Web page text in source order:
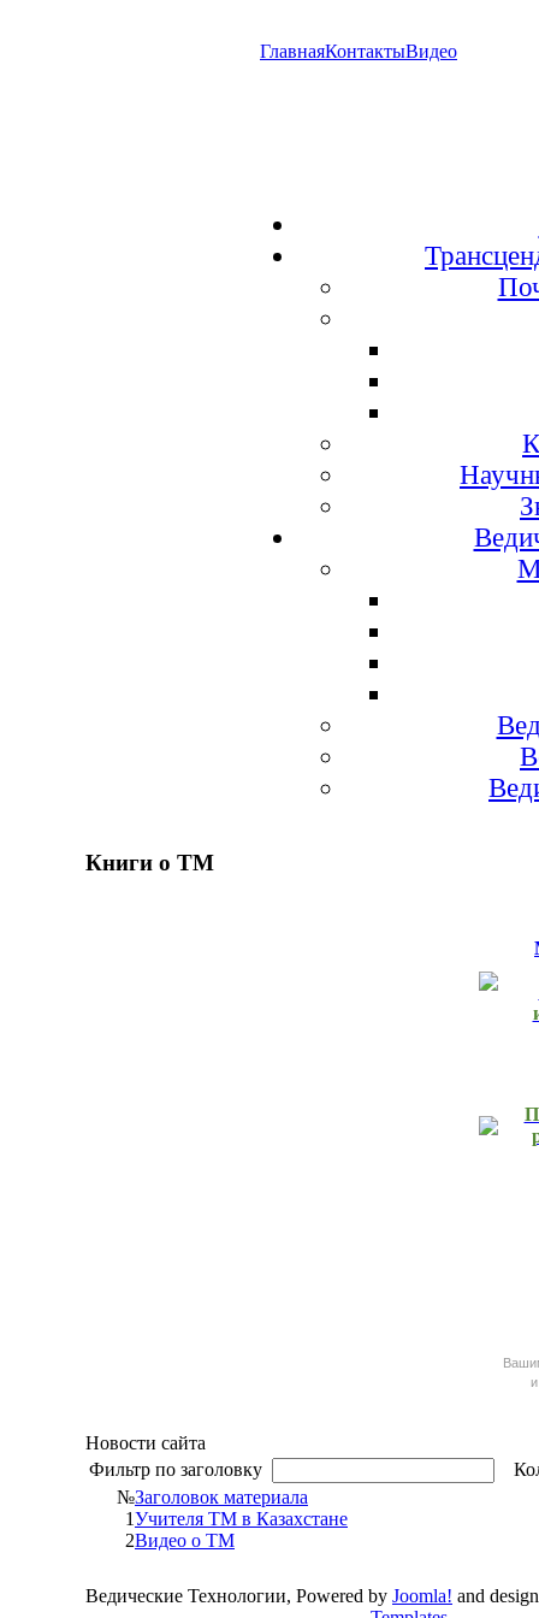
ГлавнаяКонтактыВидео
Книги о ТМ
Новости сайта
Фильтр по заголовку
№Заголовок материала
1Учителя ТМ в Казахстане
2Видео о ТМ
Ведические Технологии, Powered by Joomla! and